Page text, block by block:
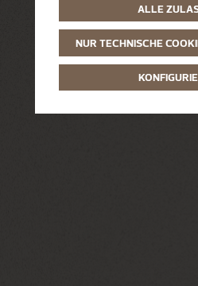
ALLE
NUR TECHNISCHE